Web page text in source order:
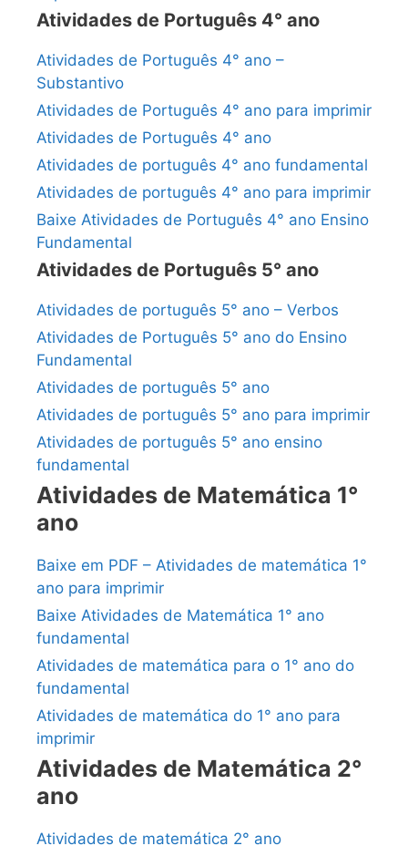
Atividades de Português 4° ano
Atividades de Português 4° ano –
Substantivo
Atividades de Português 4° ano para imprimir
Atividades de Português 4° ano
Atividades de português 4° ano fundamental
Atividades de português 4° ano para imprimir
Baixe Atividades de Português 4° ano Ensino
Fundamental
Atividades de Português 5° ano
Atividades de português 5° ano – Verbos
Atividades de Português 5° ano do Ensino
Fundamental
Atividades de português 5° ano
Atividades de português 5° ano para imprimir
Atividades de português 5° ano ensino
fundamental
Atividades de Matemática 1°
ano
Baixe em PDF – Atividades de matemática 1°
ano para imprimir
Baixe Atividades de Matemática 1° ano
fundamental
Atividades de matemática para o 1° ano do
fundamental
Atividades de matemática do 1° ano para
imprimir
Atividades de Matemática 2°
ano
Atividades de matemática 2° ano